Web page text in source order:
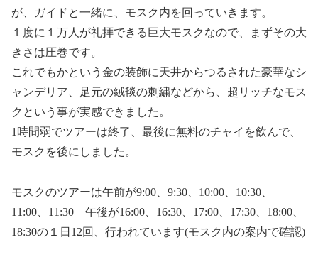
が、ガイドと一緒に、モスク内を回っていきます。
１度に１万人が礼拝できる巨大モスクなので、まずその大
きさは圧巻です。
これでもかという金の装飾に天井からつるされた豪華なシ
ャンデリア、足元の絨毯の刺繍などから、超リッチなモス
クという事が実感できました。
1時間弱でツアーは終了、最後に無料のチャイを飲んで、
モスクを後にしました。
モスクのツアーは午前が9:00、9:30、10:00、10:30、
11:00、11:30 午後が16:00、16:30、17:00、17:30、18:00、
18:30の１日12回、行われています(モスク内の案内で確認)